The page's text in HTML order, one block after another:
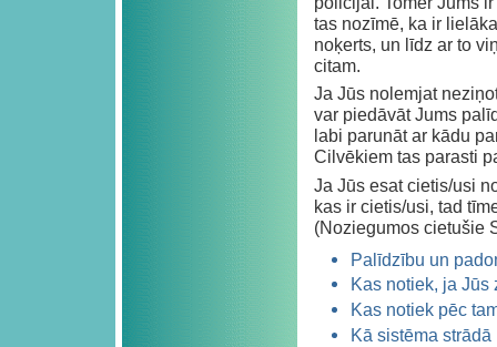
tas nozīmē, ka ir
noķerts, un līdz ar to
citam.
Ja Jūs nolemjat
var piedāvāt Jums
labi parunāt ar kādu
Cilvēkiem tas parasti
Ja Jūs esat cietis/usi
kas ir cietis/usi, tad
(Noziegumos cietušie
Palīdzību un
Kas notiek, ja Jūs
Kas notiek pēc
Kā sistēma strādā